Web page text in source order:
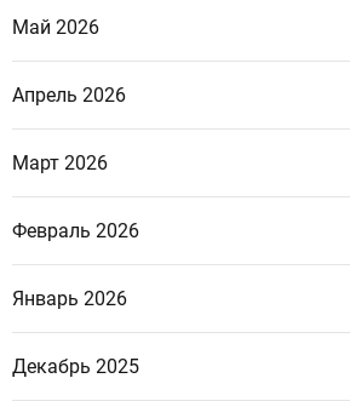
Май 2026
Апрель 2026
Март 2026
Февраль 2026
Январь 2026
Декабрь 2025